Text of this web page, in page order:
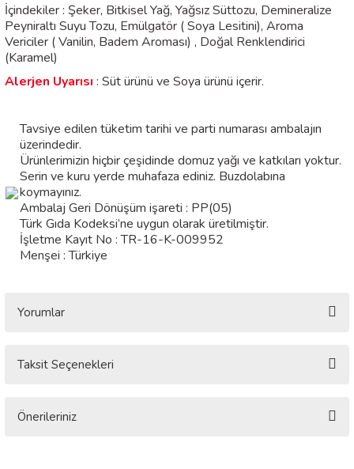
İçindekiler : Şeker, Bitkisel Yağ, Yağsız Süttozu, Demineralize
Peyniraltı Suyu Tozu, Emülgatör ( Soya Lesitini), Aroma
Vericiler ( Vanilin, Badem Aroması) , Doğal Renklendirici
(Karamel)
Alerjen Uyarısı : Süt ürünü ve Soya ürünü içerir.
Tavsiye edilen tüketim tarihi ve parti numarası ambalajın
üzerindedir.
Ürünlerimizin hiçbir çeşidinde domuz yağı ve katkıları yoktur.
Serin ve kuru yerde muhafaza ediniz. Buzdolabına
koymayınız.
Ambalaj Geri Dönüşüm işareti : PP(05)
Türk Gıda Kodeksi’ne uygun olarak üretilmiştir.
İşletme Kayıt No : TR-16-K-009952
Menşei : Türkiye
Yorumlar
Bu ürüne ilk yorumu siz yapın!
Taksit Seçenekleri
Önerileriniz